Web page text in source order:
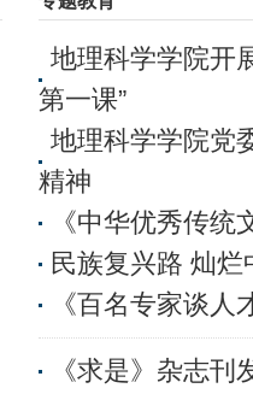
地理科学学院开
第一课”
地理科学学院党
精神
《中华优秀传
民族复兴路 灿
《百名专家谈人
《求是》杂志